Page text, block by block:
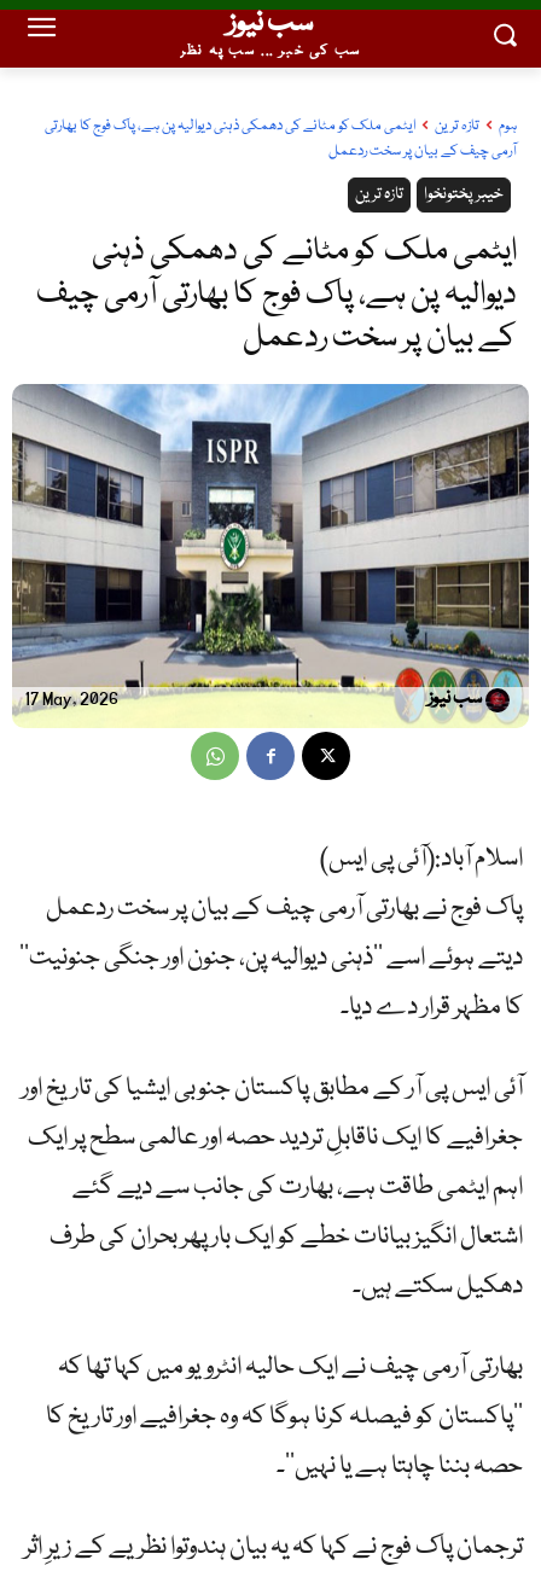
سب نیوز
سب کی خبر ... سب پہ نظر
ہوم تازہ ترین
ایٹمی ملک کو مٹانے کی دھمکی ذہنی دیوالیہ پن ہے، پاک فوج کا بھارتی
آرمی چیف کے بیان پر سخت ردعمل
تازہ ترین خیبر پختونخوا
ایٹمی ملک کو مٹانے کی دھمکی ذہنی
دیوالیہ پن ہے، پاک فوج کا بھارتی آرمی چیف
کے بیان پر سخت ردعمل
17 May, 2026 سب نیوز
اسلام آباد:(آئی پی ایس)
پاک فوج نے بھارتی آرمی چیف کے بیان پر سخت ردعمل
دیتے ہوئے اسے ’’ذہنی دیوالیہ پن، جنون اور جنگی جنونیت‘‘
کا مظہر قرار دے دیا۔
آئی ایس پی آر کے مطابق پاکستان جنوبی ایشیا کی تاریخ اور
جغرافیے کا ایک ناقابلِ تردید حصہ اور عالمی سطح پر ایک
اہم ایٹمی طاقت ہے، بھارت کی جانب سے دیے گئے
اشتعال انگیز بیانات خطے کو ایک بار پھر بحران کی طرف
دھکیل سکتے ہیں۔
بھارتی آرمی چیف نے ایک حالیہ انٹرویو میں کہا تھا کہ
’’پاکستان کو فیصلہ کرنا ہوگا کہ وہ جغرافیے اور تاریخ کا
حصہ بننا چاہتا ہے یا نہیں‘‘۔
ترجمان پاک فوج نے کہا کہ یہ بیان ہندوتوا نظریے کے زیرِ اثر